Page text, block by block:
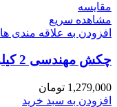
مقایسه
مشاهده سریع
افزودن به علاقه مندی ها
چکش مهندسی 2 کیلوگرمی ایران پتک کد AB-4610
1,279,000 تومان
افزودن به سبد خرید